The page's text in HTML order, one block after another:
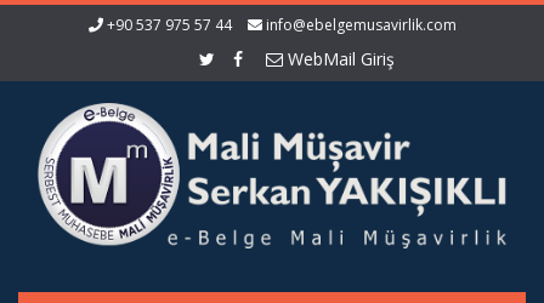
+90 537 975 57 44 info@ebelgemusavirlik.com
WebMail Giriş